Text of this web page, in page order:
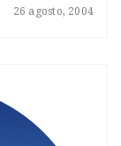
26 agosto, 2004